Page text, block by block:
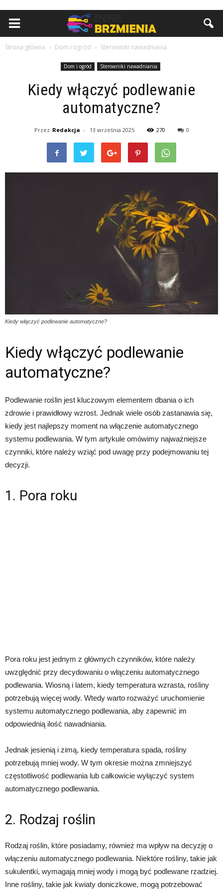
Strona główna Dom i ogród Sterowniki nawadniania
Dom i ogród Sterowniki nawadniania
Kiedy włączyć podlewanie
automatyczne?
Przez Redakcja - 13 września 2025 270 0
Kiedy włączyć podlewanie automatyczne?
Kiedy włączyć podlewanie
automatyczne?
Podlewanie roślin jest kluczowym elementem dbania o ich
zdrowie i prawidłowy wzrost. Jednak wiele osób zastanawia się,
kiedy jest najlepszy moment na włączenie automatycznego
systemu podlewania. W tym artykule omówimy najważniejsze
czynniki, które należy wziąć pod uwagę przy podejmowaniu tej
decyzji.
1. Pora roku
Pora roku jest jednym z głównych czynników, które należy
uwzględnić przy decydowaniu o włączeniu automatycznego
podlewania. Wiosną i latem, kiedy temperatura wzrasta, rośliny
potrzebują więcej wody. Wtedy warto rozważyć uruchomienie
systemu automatycznego podlewania, aby zapewnić im
odpowiednią ilość nawadniania.
Jednak jesienią i zimą, kiedy temperatura spada, rośliny
potrzebują mniej wody. W tym okresie można zmniejszyć
częstotliwość podlewania lub całkowicie wyłączyć system
automatycznego podlewania.
2. Rodzaj roślin
Rodzaj roślin, które posiadamy, również ma wpływ na decyzję o
włączeniu automatycznego podlewania. Niektóre rośliny, takie jak
sukulentki, wymagają mniej wody i mogą być podlewane rzadziej.
Inne rośliny, takie jak kwiaty doniczkowe, mogą potrzebować